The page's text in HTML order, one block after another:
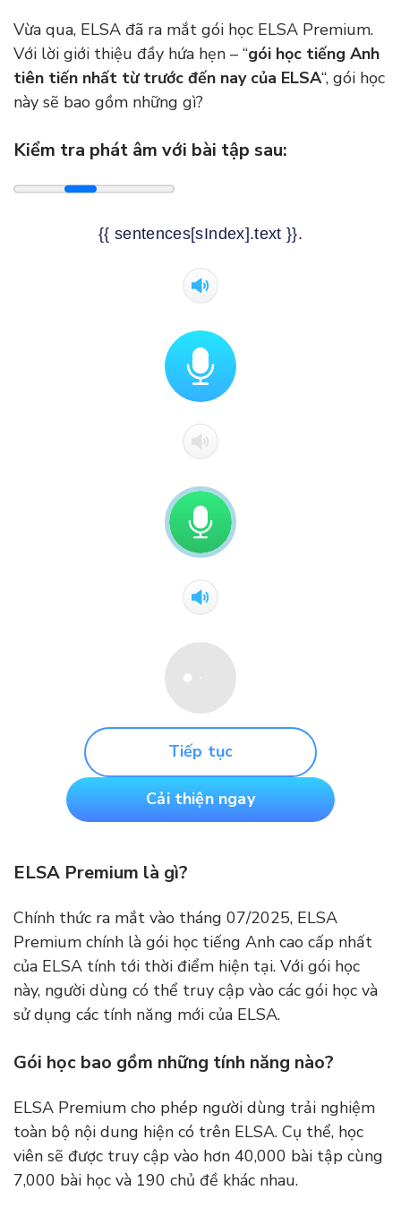
Vừa qua, ELSA đã ra mắt gói học ELSA Premium.
Với lời giới thiệu đầy hứa hẹn – “gói học tiếng Anh
tiên tiến nhất từ trước đến nay của ELSA“, gói học
này sẽ bao gồm những gì?
Kiểm tra phát âm với bài tập sau:
{{ sentences[sIndex].text }}.
Tiếp tục
Cải thiện ngay
ELSA Premium là gì?
Chính thức ra mắt vào tháng 07/2025, ELSA
Premium chính là gói học tiếng Anh cao cấp nhất
của ELSA tính tới thời điểm hiện tại. Với gói học
này, người dùng có thể truy cập vào các gói học và
sử dụng các tính năng mới của ELSA.
Gói học bao gồm những tính năng nào?
ELSA Premium cho phép người dùng trải nghiệm
toàn bộ nội dung hiện có trên ELSA. Cụ thể, học
viên sẽ được truy cập vào hơn 40,000 bài tập cùng
7,000 bài học và 190 chủ đề khác nhau.